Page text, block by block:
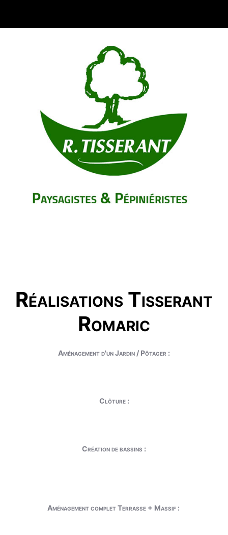
Réalisations Tisserant
Romaric
Aménagement d'un Jardin / Pôtager :
Clôture :
Création de bassins :
Aménagement complet Terrasse + Massif :